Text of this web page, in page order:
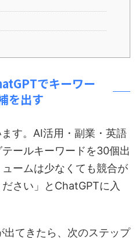
でキーワー
を出す
ます。AI活用・副業・英語
ールキーワードを30個出
ームは少なくても競合が
さい」とChatGPTに入
てきたら、次のステップ